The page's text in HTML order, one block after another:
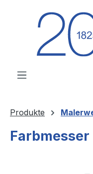
Zum Hauptinhalt
Produkte
Farbmesser